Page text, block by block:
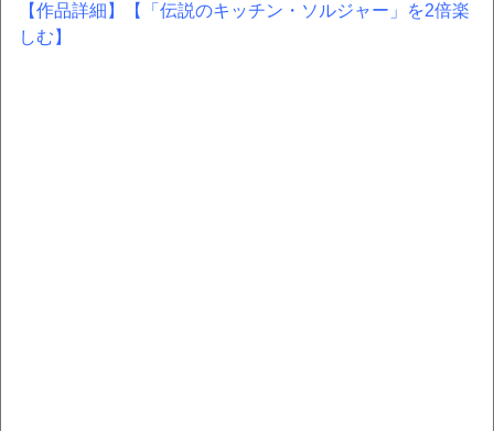
【作品詳細】
【「伝説のキッチン・ソルジャー」を2倍楽
しむ】